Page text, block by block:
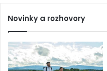
Novinky a rozhovory